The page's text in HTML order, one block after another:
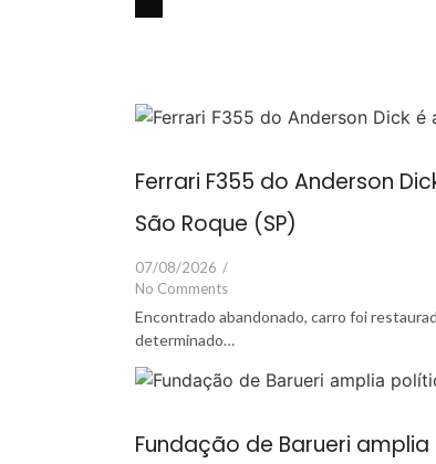
Ferrari F355 do Anderson
São Roque (SP)
07/08/2026 /
No Comments
Encontrado abandonado, carro foi
determinado…
Fundação de Barueri